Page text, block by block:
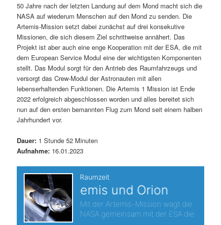
n
h
a
l
t
s
r
i
n
g
n
I
n
h
a
l
s
p
r
i
50 Jahre nach der letzten Landung auf dem Mond macht sich die
NASA auf wiederum Menschen auf den Mond zu senden. Die
Artemis-Mission setzt dabei zunächst auf drei konsekutive
Missionen, die sich diesem Ziel schrittweise annähert. Das
Projekt ist aber auch eine enge Kooperation mit der ESA, die mit
dem European Service Modul eine der wichtigsten Komponenten
stellt. Das Modul sorgt für den Antrieb des Raumfahrzeugs und
versorgt das Crew-Modul der Astronauten mit allen
lebenserhaltenden Funktionen. Die Artemis 1 Mission ist Ende
2022 erfolgreich abgeschlossen worden und alles bereitet sich
nun auf den ersten bemannten Flug zum Mond seit einem halben
Jahrhundert vor.
Dauer: 1 Stunde 52 Minuten
Aufnahme: 16.01.2023